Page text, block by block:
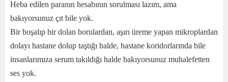
Heba edilen paranın hesabının sorulması lazım, ama
bakıyorsunuz çıt bile yok.
Bir boşalıp bir dolan borulardan, aşırı üreme yapan mikroplardan
dolayı hastane dolup taştığı halde, hastane koridorlarında bile
insanlarımıza serum takıldığı halde bakıyorsunuz muhalefetten
ses yok.